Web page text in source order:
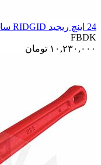
24 اینچ ریجید RIDGID ساخت آمریکا
FBDK
۱۰,۲۳۰,۰۰۰ تومان